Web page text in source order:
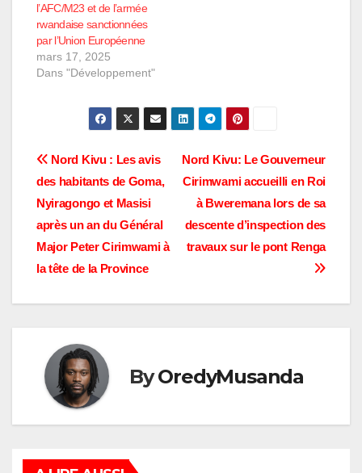
l’AFC/M23 et de l’armée
rwandaise sanctionnées
par l’Union Européenne
mars 17, 2025
Dans "Développement"
Navigation
de
l’article
Nord Kivu: Le Gouverneur
Cirimwami accueilli en Roi
à Bweremana lors de sa
descente d’inspection des
travaux sur le pont Renga
Nord Kivu : Les avis
des habitants de Goma,
Nyiragongo et Masisi
après un an du Général
Major Peter Cirimwami à
la tête de la Province
ByOredyMusanda